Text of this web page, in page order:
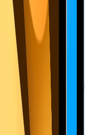
inç Wi-Fi Uzay Grisi